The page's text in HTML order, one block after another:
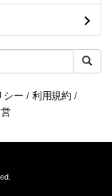
シー / 利用規約 /